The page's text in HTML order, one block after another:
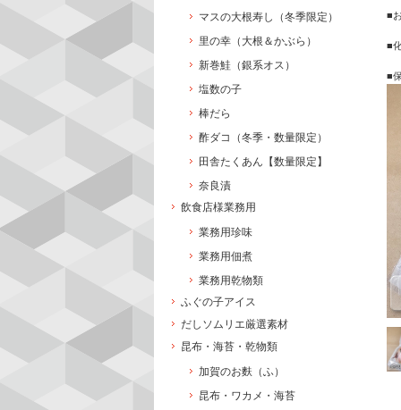
■
■
■
マスの大根寿し（冬季限定）
里の幸（大根＆かぶら）
新巻鮭（銀系オス）
塩数の子
棒だら
酢ダコ（冬季・数量限定）
田舎たくあん【数量限定】
奈良漬
飲食店様業務用
業務用珍味
業務用佃煮
業務用乾物類
ふぐの子アイス
だしソムリエ厳選素材
昆布・海苔・乾物類
加賀のお麩（ふ）
昆布・ワカメ・海苔